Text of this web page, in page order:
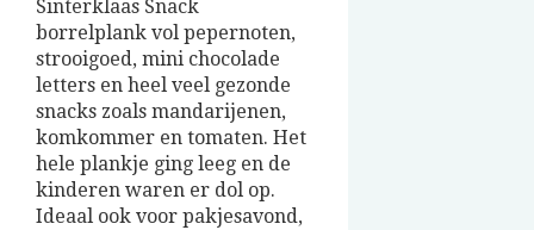
Sinterklaas Snack
borrelplank vol pepernoten,
strooigoed, mini chocolade
letters en heel veel gezonde
snacks zoals mandarijenen,
komkommer en tomaten. Het
hele plankje ging leeg en de
kinderen waren er dol op.
Ideaal ook voor pakjesavond,